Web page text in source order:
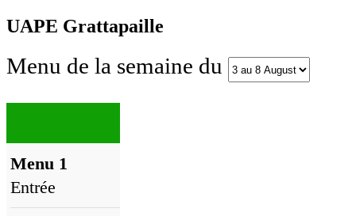
UAPE Grattapaille
Menu de la semaine du
Menu 1
Entrée